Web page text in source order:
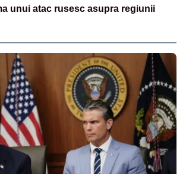
unui atac rusesc asupra regiunii